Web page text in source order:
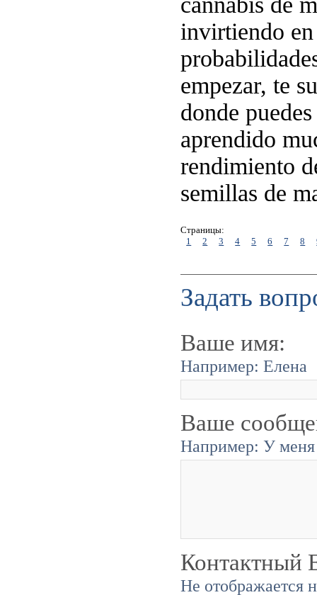
invirtiendo
empezar, te
donde
aprendido
rendimiento
semillas de
Страницы:
1
2 3 4 5 6 7 8
Задать
Ваше имя:
Например: Елена
Ваше
Например: У меня
Контактный
Не отображается